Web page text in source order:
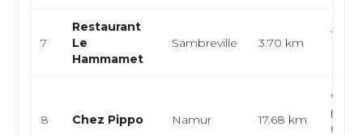
7
Restaurant
Le
Hammamet
Sambreville 3.70 km
8 Chez Pippo Namur 17.68 km